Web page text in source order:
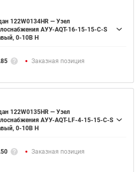
122W0134HR — Узел
АУУ-AQT-16-15-15-C-S
0-10В H
Заказная позиция
122W0135HR — Узел
АУУ-AQT-LF-4-15-15-C-S
0-10В H
Заказная позиция